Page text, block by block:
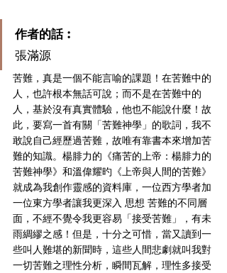
作者的話︰
張滿源
苦難，真是一個不能言喻的課題！在苦難中的
人，也許根本無話可說；而不是在苦難中的
人，基於沒有真實體驗，他也不能說什麼！故
此，要寫一首有關「苦難神學」的歌詞，我不
敢說自己經歷過苦難，故唯有靠書本來增加苦
難的知識。楊腓力的《痛苦的上帝：楊腓力的
苦難神學》和溫偉耀旳《上帝與人間的苦難》
就成為我創作靈感的資料庫，一位西方學者加
一位東方學者讓我更深入 思想 苦難的不同層
面，不經不覺令我更容易「接受苦難」，有未
雨綢繆之感！但是，十分之可惜，當又讀到一
些叫人難堪的新聞時，這些人間悲劇就叫我對
一切苦難之理性分析，瞬間瓦解，理性多接受